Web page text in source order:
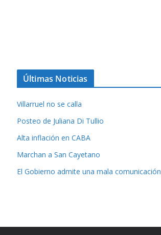
Últimas Noticias
Villarruel no se calla
Posteo de Juliana Di Tullio
Alta inflación en CABA
Marchan a San Cayetano
El Gobierno admite una mala comunicación